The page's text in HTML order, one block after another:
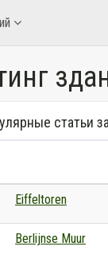
статьи
Eiffeltoren
Berlijnse Muur